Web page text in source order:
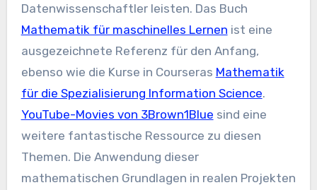
Datenwissenschaftler leisten. Das Buch
Mathematik für maschinelles Lernen ist eine
ausgezeichnete Referenz für den Anfang,
ebenso wie die Kurse in Courseras Mathematik
für die Spezialisierung Information Science.
YouTube-Movies von 3Brown1Blue sind eine
weitere fantastische Ressource zu diesen
Themen. Die Anwendung dieser
mathematischen Grundlagen in realen Projekten